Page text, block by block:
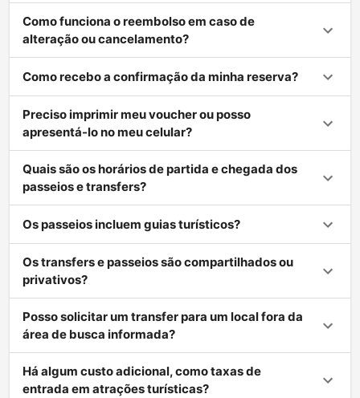
Como funciona o reembolso em caso de
alteração ou cancelamento?
Como recebo a confirmação da minha reserva?
Preciso imprimir meu voucher ou posso
apresentá-lo no meu celular?
Quais são os horários de partida e chegada dos
passeios e transfers?
Os passeios incluem guias turísticos?
Os transfers e passeios são compartilhados ou
privativos?
Posso solicitar um transfer para um local fora da
área de busca informada?
Há algum custo adicional, como taxas de
entrada em atrações turísticas?